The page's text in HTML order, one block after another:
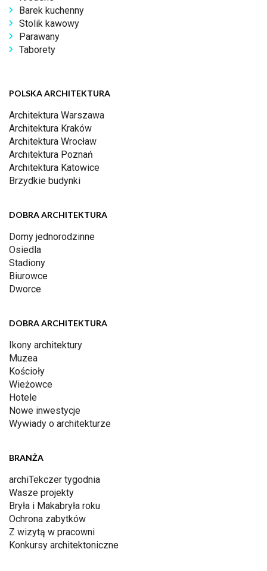
Barek kuchenny
Stolik kawowy
Parawany
Taborety
POLSKA ARCHITEKTURA
Architektura Warszawa
Architektura Kraków
Architektura Wrocław
Architektura Poznań
Architektura Katowice
Brzydkie budynki
DOBRA ARCHITEKTURA
Domy jednorodzinne
Osiedla
Stadiony
Biurowce
Dworce
DOBRA ARCHITEKTURA
Ikony architektury
Muzea
Kościoły
Wieżowce
Hotele
Nowe inwestycje
Wywiady o architekturze
BRANŻA
archiTekczer tygodnia
Wasze projekty
Bryła i Makabryła roku
Ochrona zabytków
Z wizytą w pracowni
Konkursy architektoniczne